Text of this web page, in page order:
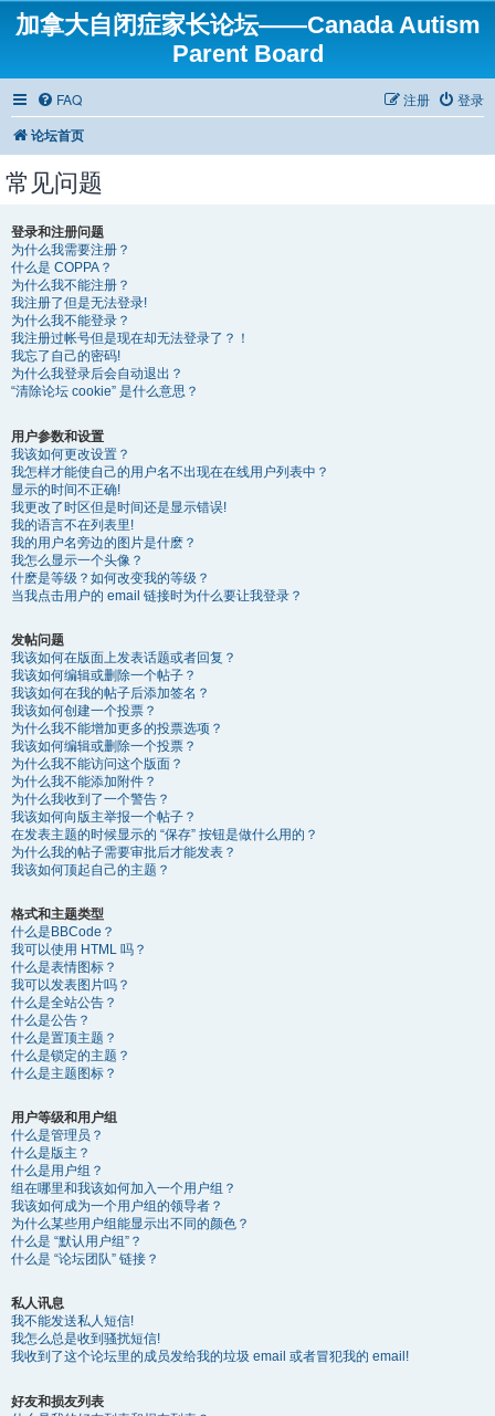
加拿大自闭症家长论坛——Canada Autism
Parent Board
FAQ 登录
注册
论坛首页
常见问题
登录和注册问题
为什么我需要注册？
什么是 COPPA？
为什么我不能注册？
我注册了但是无法登录!
为什么我不能登录？
我注册过帐号但是现在却无法登录了？！
我忘了自己的密码!
为什么我登录后会自动退出？
“清除论坛 cookie” 是什么意思？
用户参数和设置
我该如何更改设置？
我怎样才能使自己的用户名不出现在在线用户列表中？
显示的时间不正确!
我更改了时区但是时间还是显示错误!
我的语言不在列表里!
我的用户名旁边的图片是什麽？
我怎么显示一个头像？
什麽是等级？如何改变我的等级？
当我点击用户的 email 链接时为什么要让我登录？
发帖问题
我该如何在版面上发表话题或者回复？
我该如何编辑或删除一个帖子？
我该如何在我的帖子后添加签名？
我该如何创建一个投票？
为什么我不能增加更多的投票选项？
我该如何编辑或删除一个投票？
为什么我不能访问这个版面？
为什么我不能添加附件？
为什么我收到了一个警告？
我该如何向版主举报一个帖子？
在发表主题的时候显示的 “保存” 按钮是做什么用的？
为什么我的帖子需要审批后才能发表？
我该如何顶起自己的主题？
格式和主题类型
什么是BBCode？
我可以使用 HTML 吗？
什么是表情图标？
我可以发表图片吗？
什么是全站公告？
什么是公告？
什么是置顶主题？
什么是锁定的主题？
什么是主题图标？
用户等级和用户组
什么是管理员？
什么是版主？
什么是用户组？
组在哪里和我该如何加入一个用户组？
我该如何成为一个用户组的领导者？
为什么某些用户组能显示出不同的颜色？
什么是 “默认用户组”？
什么是 “论坛团队” 链接？
私人讯息
我不能发送私人短信!
我怎么总是收到骚扰短信!
我收到了这个论坛里的成员发给我的垃圾 email 或者冒犯我的 email!
好友和损友列表